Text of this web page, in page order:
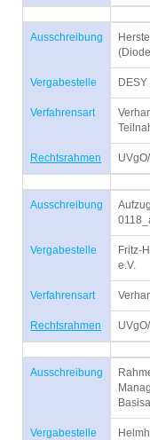
Ausschreibung
Vergabestelle
Verfahrensart
Rechtsrahmen
Ausschreibung
Vergabestelle
Fritz-
e.V.
Verfahrensart
Rechtsrahmen
Ausschreibung
Vergabestelle